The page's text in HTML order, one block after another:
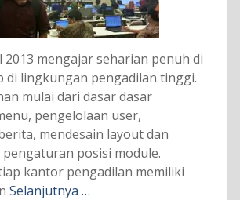
2013 mengajar seharian penuh di
di lingkungan pengadilan tinggi.
mulai dari dasar dasar
pengelolaan user,
mendesain layout dan
posisi module.
kantor pengadilan memiliki
Selanjutnya …